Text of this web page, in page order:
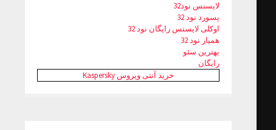
لایسنس نود32
پسورد نود 32
اوکلی لایسنس رایگان نود 32
همیار نود 32
بهترین سئو
رایگان
خرید آنتی ویروس Kaspersky